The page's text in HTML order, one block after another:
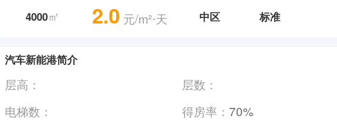
4000㎡ 2.0 元/m²⋅天 中区 标准
汽车新能港简介
层高：
层数：
电梯数：
得房率： 70%